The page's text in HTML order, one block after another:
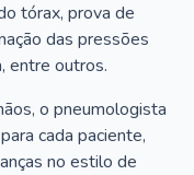
tórax, prova de
das pressões
entre outros.
o pneumologista
cada paciente,
no estilo de